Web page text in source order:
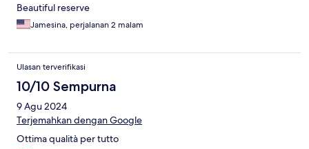
Beautiful reserve
Jamesina, perjalanan 2 malam
Ulasan terverifikasi
10/10 Sempurna
9 Agu 2024
Terjemahkan dengan Google
Ottima qualità per tutto